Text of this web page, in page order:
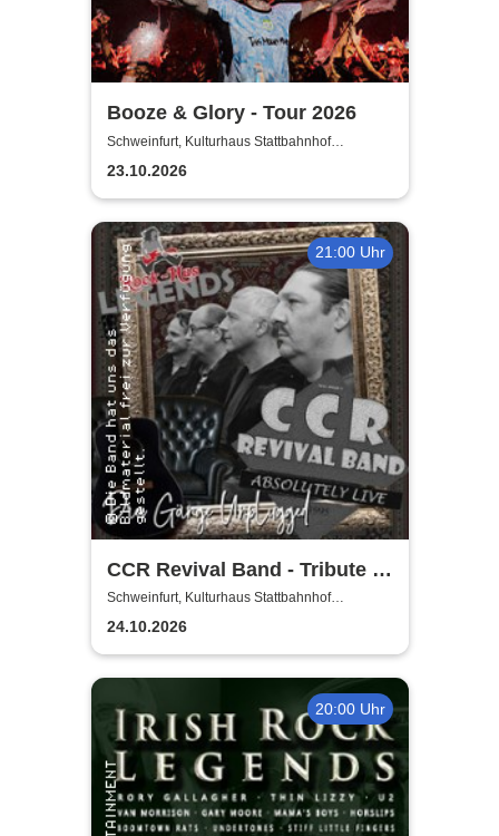
Booze & Glory - Tour 2026
Schweinfurt, Kulturhaus Stattbahnhof
Schweinfurt
23.10.2026
21:00 Uhr
CCR Revival Band - Tribute to
Creedence Clearwater Revival
Schweinfurt, Kulturhaus Stattbahnhof
Schweinfurt
24.10.2026
20:00 Uhr